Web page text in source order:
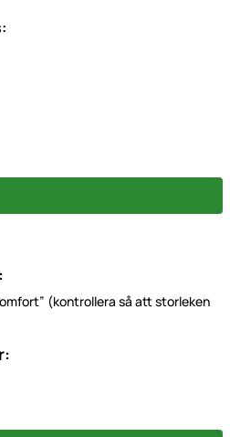
(kontrollera så att storleken